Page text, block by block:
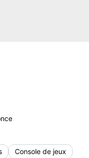
Console de jeux